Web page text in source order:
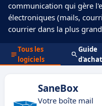
communication qui gère
électroniques (mails,
courrier dans la plus
Tous les
logiciels
Guide
d'achat
SaneBox
Votre boîte mail